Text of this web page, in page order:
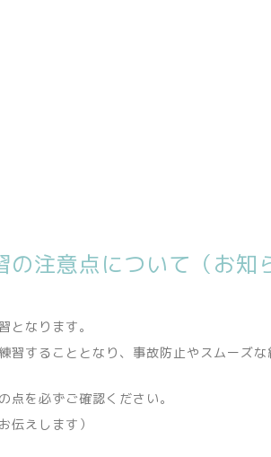
注意点について（お知
となります。
習することとなり、事故防止やスムーズ
点を必ずご確認ください。
伝えします）